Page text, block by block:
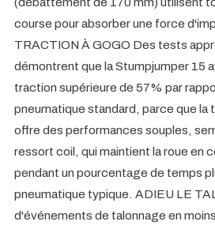
course pour absorber une force
TRACTION À GOGO Des tests
démontrent que la Stumpjumper 15
traction supérieure de 57% par
pneumatique standard, parce que la
offre des performances souples,
ressort coil, qui maintient la roue en
pendant un pourcentage de temps
pneumatique typique. ADIEU LE
d'événements de talonnage en